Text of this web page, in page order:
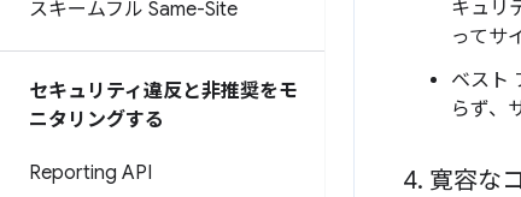
スキームフル Same-Site
セキュリティ違反と非推奨をモ
ニタリングする
Reporting API
キュリ
ってサ
ベスト
らず、
4. 寛容な